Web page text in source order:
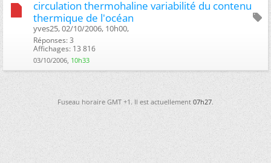
circulation thermohaline variabilité du contenu
thermique de l'océan
yves25, 02/10/2006, 10h00, ‎
Réponses: 3
Affichages: 13 816
03/10/2006, 10h33
Fuseau horaire GMT +1. Il est actuellement07h27.